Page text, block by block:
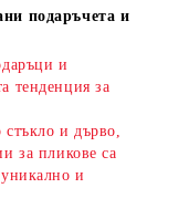
подаръчета и
и
тенденция за
стъкло и дърво,
за пликове са
и